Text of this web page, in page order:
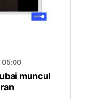
05:00
muncul